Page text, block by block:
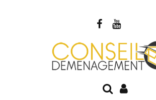
Votre guide du déménagement